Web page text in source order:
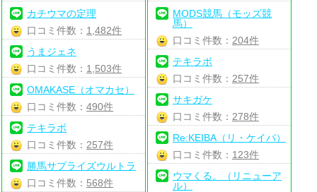
カチウマの定理
口コミ件数： 1,482件
うまジェネ
口コミ件数： 1,503件
OMAKASE（オマカセ）
口コミ件数：490件
テキラボ
口コミ件数： 257件
勝馬サプライズウルトラ
口コミ件数： 568件
MODS競馬（モッズ競
馬）
口コミ件数： 204件
テキラボ
口コミ件数： 257件
サキガケ
口コミ件数： 278件
Re:KEIBA（リ・ケイバ）
口コミ件数： 123件
ウマくる。（リニューア
ル）